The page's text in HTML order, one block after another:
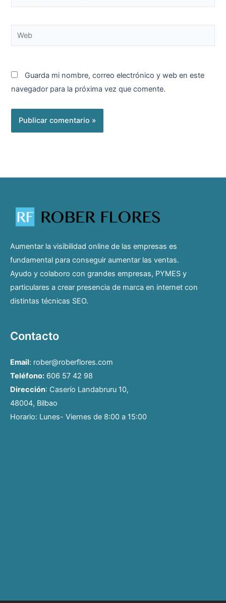
electrónico*
Web
Guarda mi nombre, correo electrónico y web en este
navegador para la próxima vez que comente.
Aumentar la visibilidad online de las empresas es
fundamental para conseguir aumentar las ventas.
Ayudo y colaboro con grandes empresas, PYMES y
particulares a crear presencia de marca en internet con
distintas técnicas SEO.
Contacto
Email: rober@roberflores.com
Teléfono: 606 57 42 98
Dirección: Caserío Landabruru 10,
48004, Bilbao
Horario: Lunes- Viernes de 8:00 a 15:00